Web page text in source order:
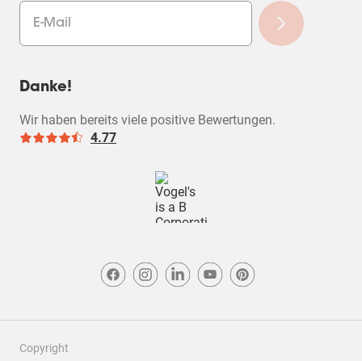
Danke!
Wir haben bereits viele positive Bewertungen.
4.77
Copyright